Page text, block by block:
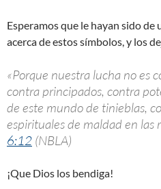
Esperamos que le hayan sido
acerca de estos símbolos, y los
«Porque nuestra lucha no es
contra principados, contra
de este mundo de tinieblas,
espirituales de maldad en las
6:12 (NBLA)
¡Que Dios los bendiga!